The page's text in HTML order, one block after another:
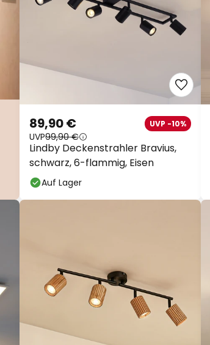
Lindby Deckenstrahler Bravius,
schwarz, 6-flammig, Eisen
89,90 € UVP -10%
UVP99,90 €
Auf Lager